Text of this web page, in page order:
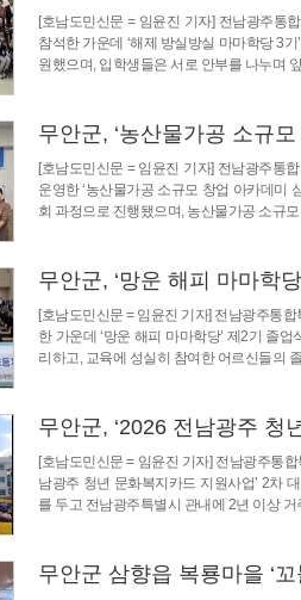
[호남도민신문 = 임윤진 기자] 전남광주통
참석한 가운데 ‘해제 방실방실 마마학당 3
원했으며, 입학생들은 서로 안부를 나누며
무안군, ‘농산물가공 소규
[호남도민신문 = 임윤진 기자] 전남광주통
운영한 ‘농산물가공 소규모 창업 아카데미
회 과정으로 진행됐으며, 농산물가공 소규
무안군, ‘망운 해피 마마학
[호남도민신문 = 임윤진 기자] 전남광주통
한 가운데 ‘망운 해피 마마학당’ 제2기 졸
리하고, 교육에 성실히 참여한 어르신들의
무안군, ‘2026 전남광주 청
[호남도민신문 = 임윤진 기자] 전남광주통
남광주 청년 문화복지카드 지원사업’ 2차
를 두고 전남광주특별시 관내에 2년 이상
무안군 삼향읍 복룡마을 ‘